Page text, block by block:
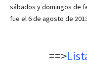
sábados y domingos de
fue el 6 de agosto de
==>